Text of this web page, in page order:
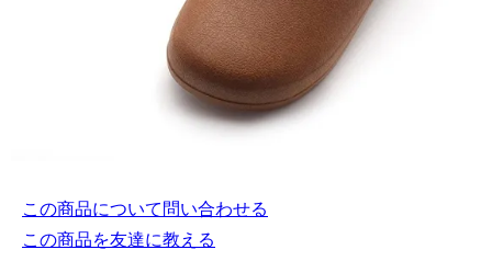
この商品について問い合わせる
この商品を友達に教える